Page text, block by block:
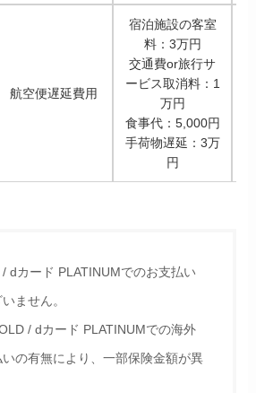
航空便遅延費用
宿泊施設の客室
料：3万円
交通費or旅行サ
ービス取消料：1
万円
食事代：5,000円
手荷物遅延：3万
円
dカード PLATINUMでのお支払い
ません。
/ dカード PLATINUMでの海外
の有無により、一部保険金額が異